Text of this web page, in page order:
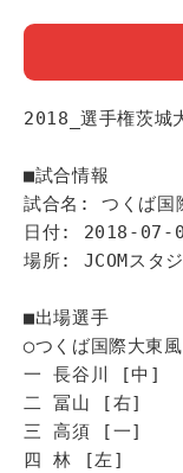
2018_選手権茨城
■試合情報
試合名: つくば
日付: 2018-07-
場所: JCOMスタ
■出場選手
◯つくば国際大東風
一 長谷川 [中]
二 冨山 [右]
三 高須 [一]
四 林 [左]